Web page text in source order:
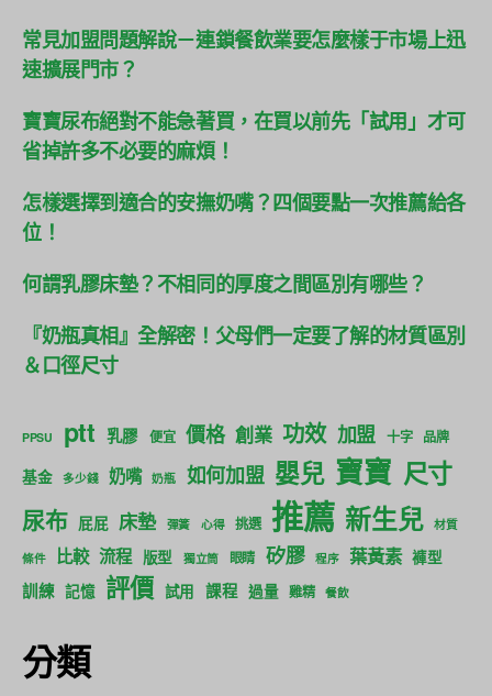
常見加盟問題解說－連鎖餐飲業要怎麼樣于市場上迅
速擴展門市？
寶寶尿布絕對不能急著買，在買以前先「試用」才可
省掉許多不必要的麻煩！
怎樣選擇到適合的安撫奶嘴？四個要點一次推薦給各
位！
何謂乳膠床墊？不相同的厚度之間區別有哪些？
『奶瓶真相』全解密！父母們一定要了解的材質區別
＆口徑尺寸
PPSU ptt 乳膠 便宜 價格 創業 功效 加盟 十字 品牌
基金 多少錢 奶嘴 奶瓶 如何加盟 嬰兒 寶寶 尺寸
尿布 屁屁 床墊 彈簧 心得 挑選 推薦 新生兒 材質
條件 比較 流程 版型 獨立筒 眼睛 矽膠 程序 葉黃素 褲型
訓練 記憶 評價 試用 課程 過量 雞精 餐飲
分類